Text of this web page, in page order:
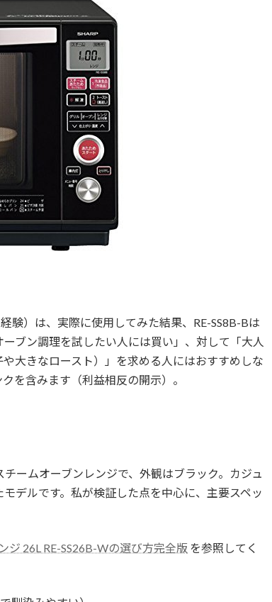
験）は、実際に使用してみた結果、RE-SS8B-Bは
ブン調理を試したい人には買い」、対して「大人
大きなロースト）」を求める人にはおすすめしな
を含みます（利益相反の開示）。
ームオーブンレンジで、外観はブラック。カジュ
デルです。私が検証した点を中心に、主要スペッ
ジ 26L RE-SS26B-Wの選び方完全版 を参照してく